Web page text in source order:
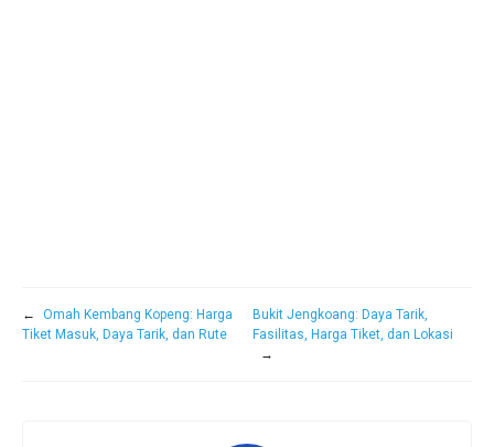
←
Omah Kembang Kopeng: Harga
Tiket Masuk, Daya Tarik, dan Rute
Bukit Jengkoang: Daya Tarik,
Fasilitas, Harga Tiket, dan Lokasi
→